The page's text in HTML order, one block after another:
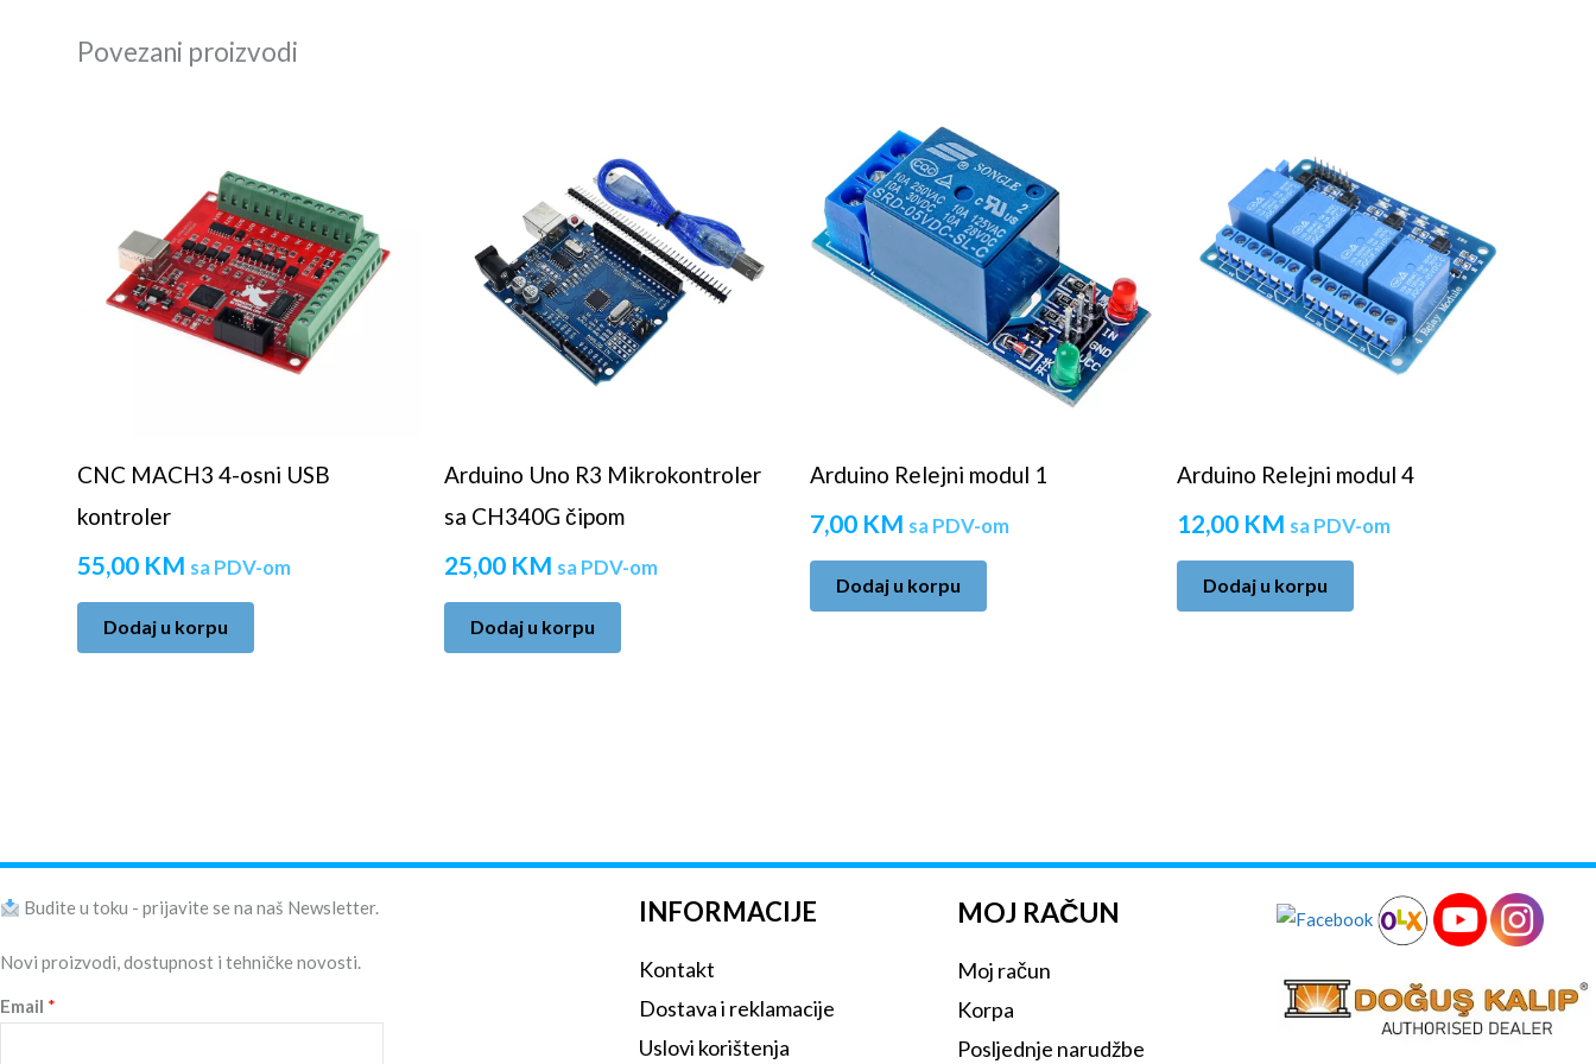
Povezani proizvodi
CNC MACH3 4-osni USB
kontroler
55,00 KM sa PDV-om
Dodaj u korpu
Arduino Uno R3 Mikrokontroler
sa CH340G čipom
25,00 KM sa PDV-om
Dodaj u korpu
Arduino Relejni modul 1
7,00 KM sa PDV-om
Dodaj u korpu
Arduino Relejni modul 4
12,00 KM sa PDV-om
Dodaj u korpu
Budite u toku - prijavite se na naš Newsletter.
Novi proizvodi, dostupnost i tehničke novosti.
Email *
INFORMACIJE
Kontakt
Dostava i reklamacije
Uslovi korištenja
MOJ RAČUN
Moj račun
Korpa
Posljednje narudžbe